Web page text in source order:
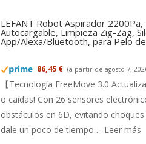
LEFANT Robot Aspirador
Autocargable, Limpieza Zig-Zag,
App/Alexa/Bluetooth, para Pelo
86,45 € (a partir de agosto 7,
【Tecnología FreeMove 3.0
o caídas! Con 26 sensores
obstáculos en 6D, evitando
dale un poco de tiempo ... Leer más